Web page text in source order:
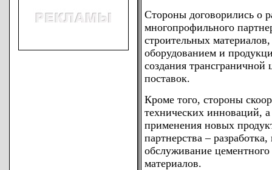
Стороны договорились о
многопрофильного
строительных
оборудованием и
создания
поставок.
Кроме того, стороны
технических инноваций,
применения новых
партнерства –
обслуживание
материалов.